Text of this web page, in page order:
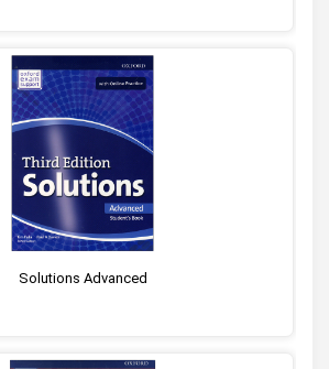
Solutions Advanced